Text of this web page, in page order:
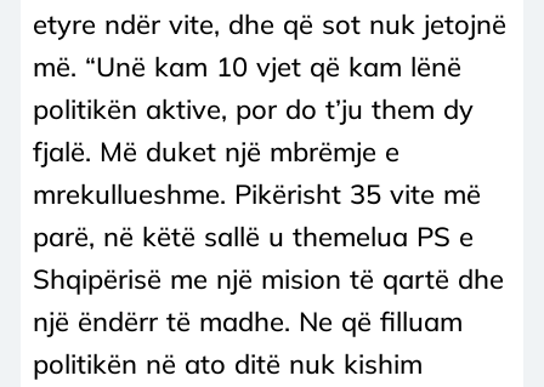
etyre ndër vite, dhe që sot nuk jetojnë
më. “Unë kam 10 vjet që kam lënë
politikën aktive, por do t’ju them dy
fjalë. Më duket një mbrëmje e
mrekullueshme. Pikërisht 35 vite më
parë, në këtë sallë u themelua PS e
Shqipërisë me një mision të qartë dhe
një ëndërr të madhe. Ne që filluam
politikën në ato ditë nuk kishim